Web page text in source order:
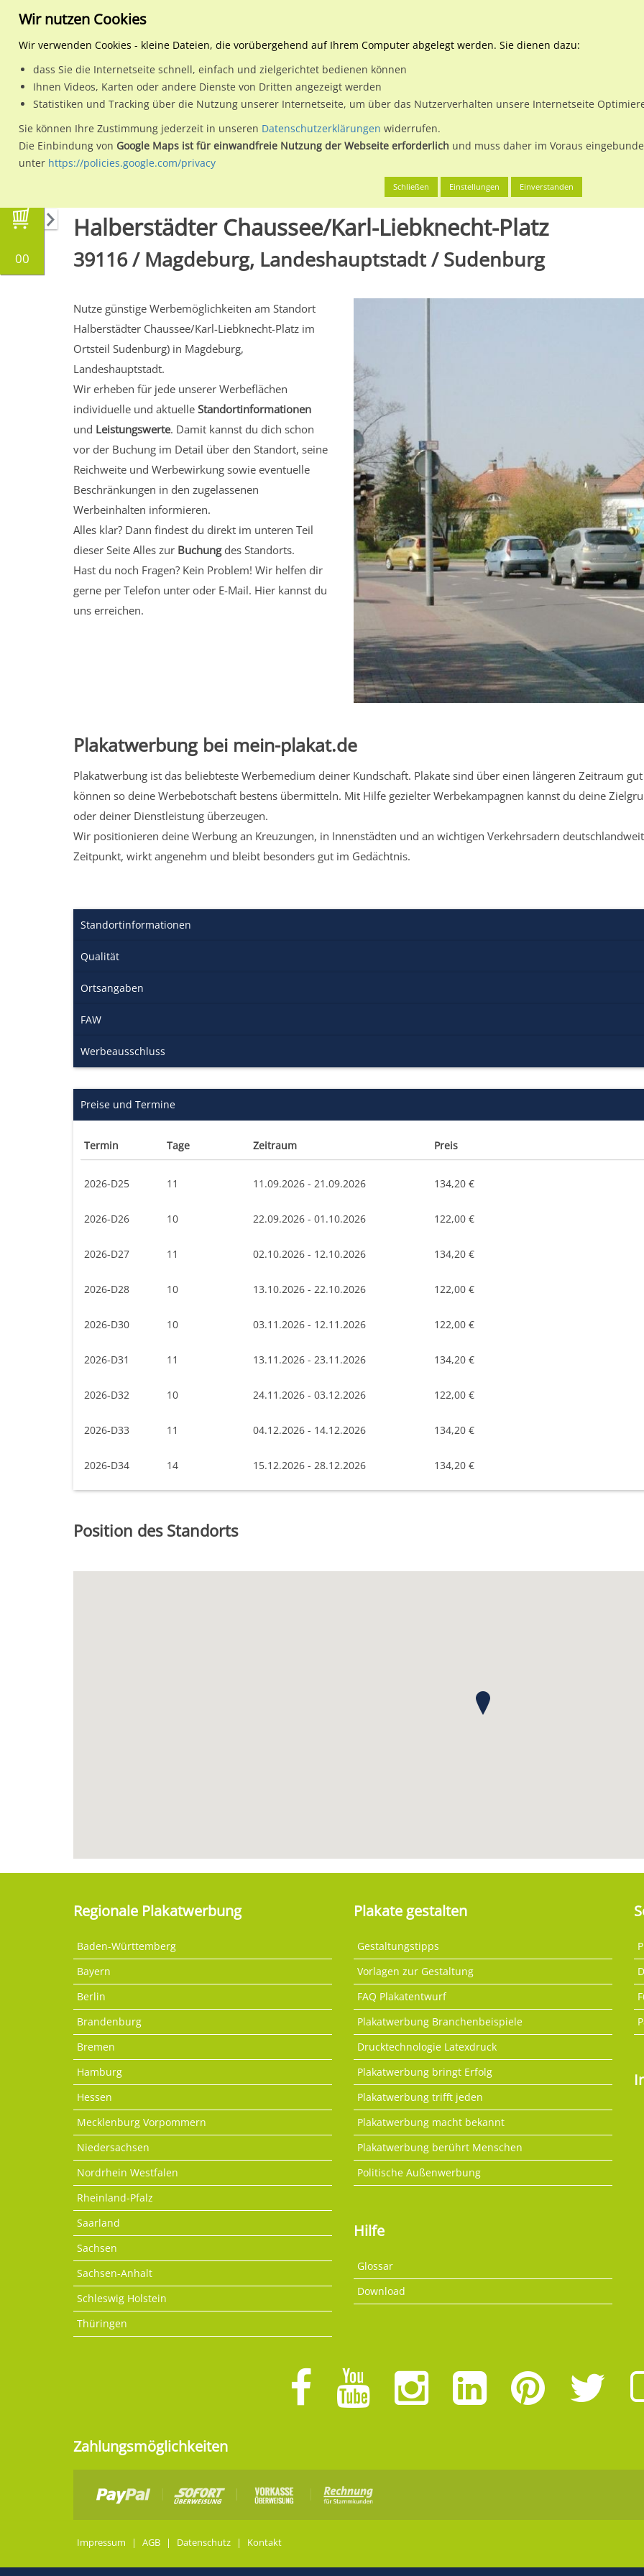
Planen & Buchen Plakatwerbung
Wähle den Werbestandort:
00
Magdeburg, Landeshauptstadt Halberstädter Chaussee/Karl-
Halberstädter Chaussee/Karl-Liebknecht-Platz
39116 / Magdeburg, Landeshauptstadt / Sudenburg
Nutze günstige Werbemöglichkeiten am Standort
Halberstädter Chaussee/Karl-Liebknecht-Platz im
Ortsteil Sudenburg) in Magdeburg,
Landeshauptstadt.
Wir erheben für jede unserer Werbeflächen
individuelle und aktuelle Standortinformationen
und Leistungswerte. Damit kannst du dich schon
vor der Buchung im Detail über den Standort, seine
Reichweite und Werbewirkung sowie eventuelle
Beschränkungen in den zugelassenen
Werbeinhalten informieren.
Alles klar? Dann findest du direkt im unteren Teil
dieser Seite Alles zur Buchungdes Standorts.
Hast du noch Fragen? Kein Problem! Wir helfen dir
gerne per Telefon unter oder E-Mail. Hier kannst du
uns erreichen.
Plakatwerbung bei mein-plakat.de
Plakatwerbung ist das beliebteste Werbemedium deiner Kundschaft. Plakate sind über einen längeren Zeitraum
können so deine Werbebotschaft bestens übermitteln. Mit Hilfe gezielter Werbekampagnen kannst du deine
oder deiner Dienstleistung überzeugen.
Wir positionieren deine Werbung an Kreuzungen, in Innenstädten und an wichtigen Verkehrsadern
Zeitpunkt, wirkt angenehm und bleibt besonders gut im Gedächtnis.
Standortinformationen
Qualität
Ortsangaben
FAW
Werbeausschluss
Preise und Termine
Termin Tage Zeitraum Preis
2026-D25 11 11.09.2026 - 21.09.2026 134,20 €
2026-D26 10 22.09.2026 - 01.10.2026 122,00 €
2026-D27 11 02.10.2026 - 12.10.2026 134,20 €
2026-D28 10 13.10.2026 - 22.10.2026 122,00 €
2026-D30 10 03.11.2026 - 12.11.2026 122,00 €
2026-D31 11 13.11.2026 - 23.11.2026 134,20 €
2026-D32 10 24.11.2026 - 03.12.2026 122,00 €
2026-D33 11 04.12.2026 - 14.12.2026 134,20 €
2026-D34 14 15.12.2026 - 28.12.2026 134,20 €
Position des Standorts
Regionale Plakatwerbung
Baden-Württemberg
Bayern
Berlin
Brandenburg
Bremen
Hamburg
Hessen
Mecklenburg Vorpommern
Niedersachsen
Nordrhein Westfalen
Rheinland-Pfalz
Saarland
Sachsen
Sachsen-Anhalt
Schleswig Holstein
Thüringen
Plakate gestalten
Gestaltungstipps
Vorlagen zur Gestaltung
FAQ Plakatentwurf
Plakatwerbung Branchenbeispiele
Drucktechnologie Latexdruck
Plakatwerbung bringt Erfolg
Plakatwerbung trifft jeden
Plakatwerbung macht bekannt
Plakatwerbung berührt Menschen
Politische Außenwerbung
Hilfe
Glossar
Download
Zahlungsmöglichkeiten
Impressum | AGB | Datenschutz | Kontakt
Wir nutzen Cookies
Wir verwenden Cookies - kleine Dateien, die vorübergehend auf Ihrem Computer abgelegt werden. Sie dienen dazu:
dass Sie die Internetseite schnell, einfach und zielgerichtet bedienen können
Ihnen Videos, Karten oder andere Dienste von Dritten angezeigt werden
Statistiken und Tracking über die Nutzung unserer Internetseite, um über das Nutzerverhalten unsere Internetseite
Sie können Ihre Zustimmung jederzeit in unseren Datenschutzerklärungen widerrufen.
Die Einbindung von Google Maps ist für einwandfreie Nutzung der Webseite erforderlich und muss daher im Voraus
unter https://policies.google.com/privacy
Schließen Einstellungen Einverstanden